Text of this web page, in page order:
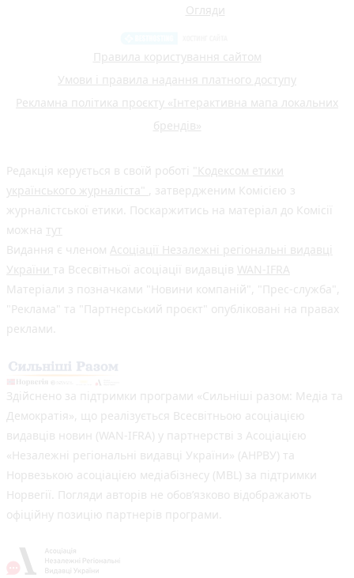
Огляди
Правила користування сайтом
Умови і правила надання платного доступу
Рекламна політика проєкту «Інтерактивна мапа локальних
брендів»
Редакція керується в своїй роботі "Кодексом етики
українського журналіста" , затвердженим Комісією з
журналістської етики. Поскаржитись на матеріал до Комісії
можна тут
Видання є членом Асоціації Незалежні регіональні видавці
України та Всесвітньої асоціації видавців WAN-IFRA
Матеріали з позначками "Новини компаній", "Прес-служба",
"Реклама" та "Партнерський проєкт" опубліковані на правах
реклами.
Здійснено за підтримки програми «Сильніші разом: Медіа та
Демократія», що реалізується Всесвітньою асоціацією
видавців новин (WAN-IFRA) у партнерстві з Асоціацією
«Незалежні регіональні видавці України» (АНРВУ) та
Норвезькою асоціацією медіабізнесу (MBL) за підтримки
Норвегії. Погляди авторів не обов’язково відображають
офіційну позицію партнерів програми.